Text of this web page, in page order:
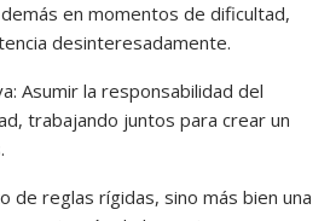
en momentos de dificultad,
desinteresadamente.
Asumir la responsabilidad del
trabajando juntos para crear un
de reglas rígidas, sino más bien una